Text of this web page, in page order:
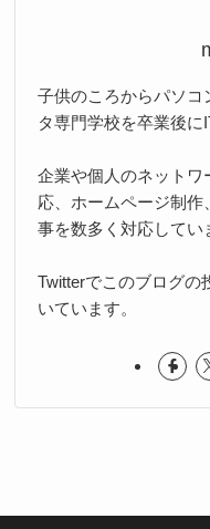
子供のころからパソコ
タ専門学校を卒業後に
企業や個人のネットワ
応、ホームページ制
事を数多く対応してい
Twitterでこのブログの
いています。